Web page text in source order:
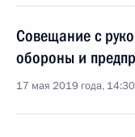
Совещание с
обороны и
17 мая 2019 года, 14:30